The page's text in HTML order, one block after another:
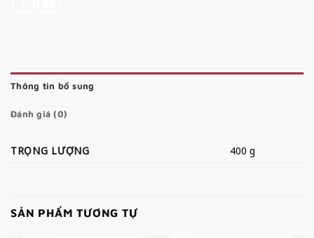
Thông tin bổ sung
Đánh giá (0)
TRỌNG LƯỢNG 400 g
SẢN PHẨM TƯƠNG TỰ